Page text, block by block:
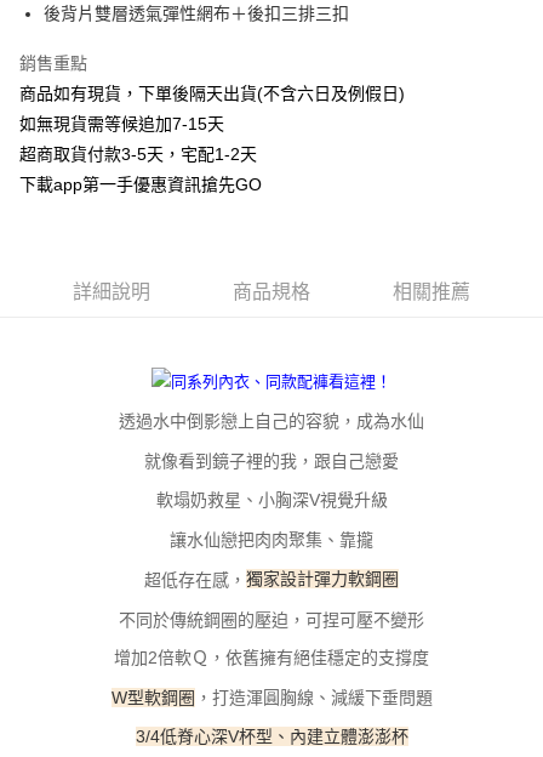
台灣樂天信用卡公司
相關說明
AFTEE先享後付是「在收到商品之後才付款」的支付方式。 讓您購物簡單
便利好安心！
１．簡單：不需註冊會員、不需綁卡、不需儲值。
２．便利：只要手機號碼，簡訊認證，即可結帳。
３．安心：先確認商品／服務後，再付款。
【「AFTEE先享後付」結帳流程】
３．收到繳費通知簡訊後14天內，點擊此簡訊中的連結，可透過四大超商／
後付繳納相關費用。
是否繳費成功／繳費後需取消欲退款等相關疑問，請聯繫「AFTEE先享後付
１．透過由恩沛科技股份有限公司提供之「AFTEE先享後付」服務完成之交
權轉讓予恩沛科技股份有限公司。
２．關於個人資料處理事宜，請瀏覽以下網址：
https://aftee.tw/terms/#terms3
３．未成年的使用者請事先徵得法定代理人或監護人之同意方可使用
時審查核予不同之上限額度；若仍有額度不足之情形，本公司將視審查結果
請求用戶進行身份認證。
５．嚴禁一人註冊多個帳號或使用他人資訊註冊。若發現惡意使用之情形，
ATM付款
運送方式
全家取貨付款
每筆NT$100，滿NT$800(含以上)免運費
每筆NT$100，滿NT$800(含以上)免運費
每筆NT$100，滿NT$800(含以上)免運費
後背片雙層透氣彈性網布＋後扣三排三扣
銷售重點
商品如有現貨，下單後隔天出貨(不含六日及例假日)
如無現貨需等候追加7-15天
超商取貨付款3-5天，宅配1-2天
下載app第一手優惠資訊搶先GO
詳細說明 商品規格 相關推薦
透過水中倒影戀上自己的容貌，成為水仙
就像看到鏡子裡的我，跟自己戀愛
軟塌奶救星、小胸深V視覺升級
讓水仙戀把肉肉聚集、靠攏
超低存在感， 獨家設計彈力軟鋼圈
不同於傳統鋼圈的壓迫，可捏可壓不變形
增加2倍軟Ｑ，依舊擁有絕佳穩定的支撐度
W型軟鋼圈 ，打造渾圓胸線、減緩下垂問題
3/4低脊心深V杯型、內建立體澎澎杯